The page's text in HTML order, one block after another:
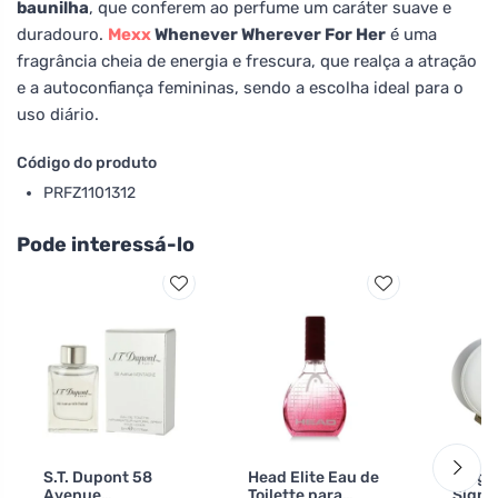
baunilha, que conferem ao perfume um caráter suave e
duradouro. MexxWhenever Wherever For Her é uma
fragrância cheia de energia e frescura, que realça a atração
e a autoconfiança femininas, sendo a escolha ideal para o
uso diário.
Código do produto
PRFZ1101312
Pode interessá-lo
S.T. Dupont 58
Head Elite Eau de